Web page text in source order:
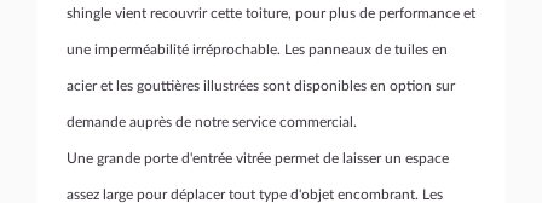
shingle vient recouvrir cette toiture, pour plus de performance et
une imperméabilité irréprochable. Les panneaux de tuiles en
acier et les gouttières illustrées sont disponibles en option sur
demande auprès de notre service commercial.
Une grande porte d'entrée vitrée permet de laisser un espace
assez large pour déplacer tout type d'objet encombrant. Les